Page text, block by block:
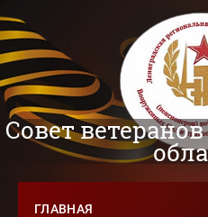
Совет
ГЛАВНАЯ